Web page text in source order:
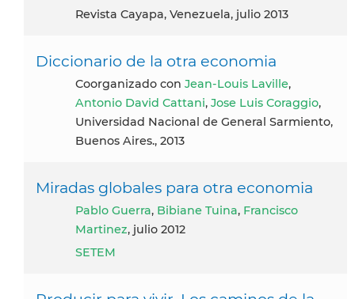
Revista Cayapa, Venezuela, julio 2013
Diccionario de la otra economia
coorganizado con Jean-Louis Laville,
Antonio David Cattani, Jose Luis Coraggio,
Universidad Nacional de General Sarmiento,
Buenos Aires., 2013
Miradas globales para otra economia
Pablo Guerra, Bibiane Tuina, Francisco
Martinez, julio 2012
SETEM